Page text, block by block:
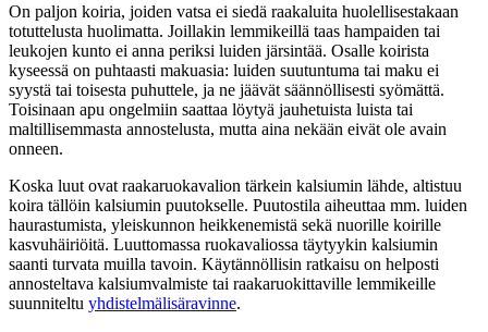
On paljon koiria, joiden vatsa ei siedä raakaluita huolellisestakaan
totuttelusta huolimatta. Joillakin lemmikeillä taas hampaiden tai
leukojen kunto ei anna periksi luiden järsintää. Osalle koirista
kyseessä on puhtaasti makuasia: luiden suutuntuma tai maku ei
syystä tai toisesta puhuttele, ja ne jäävät säännöllisesti syömättä.
Toisinaan apu ongelmiin saattaa löytyä jauhetuista luista tai
maltillisemmasta annostelusta, mutta aina nekään eivät ole avain
onneen.
Koska luut ovat raakaruokavalion tärkein kalsiumin lähde, altistuu
koira tällöin kalsiumin puutokselle. Puutostila aiheuttaa mm. luiden
haurastumista, yleiskunnon heikkenemistä sekä nuorille koirille
kasvuhäiriöitä. Luuttomassa ruokavaliossa täytyykin kalsiumin
saanti turvata muilla tavoin. Käytännöllisin ratkaisu on helposti
annosteltava kalsiumvalmiste tai raakaruokittaville lemmikeille
suunniteltu yhdistelmälisäravinne.